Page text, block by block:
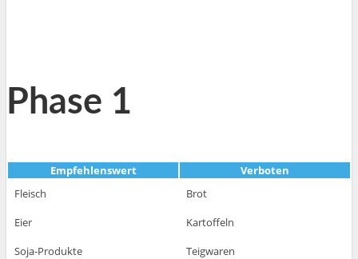
Phase 1
Empfehlenswert
Verboten
Fleisch
Brot
Eier
Kartoffeln
Soja-Produkte
Teigwaren